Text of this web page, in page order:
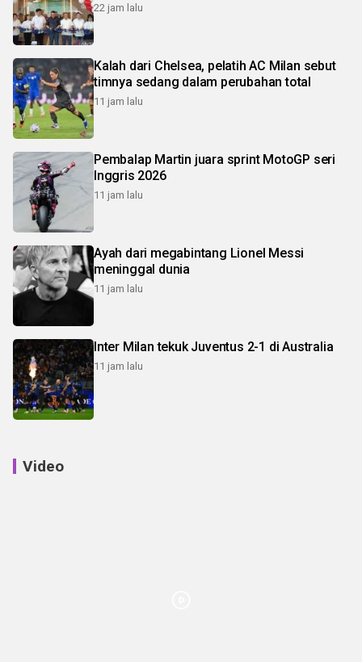
22 jam lalu
Kalah dari Chelsea, pelatih AC Milan sebut
timnya sedang dalam perubahan total
11 jam lalu
Pembalap Martin juara sprint MotoGP seri
Inggris 2026
11 jam lalu
Ayah dari megabintang Lionel Messi
meninggal dunia
11 jam lalu
Inter Milan tekuk Juventus 2-1 di Australia
11 jam lalu
Video